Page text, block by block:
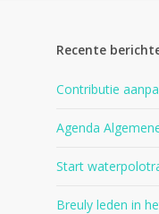
Recente
Contributie
Agenda
Start
Breuly leden in